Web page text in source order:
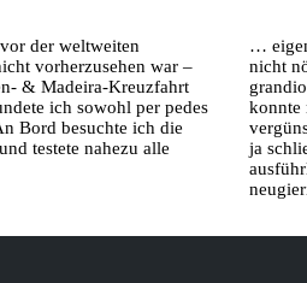
der weltweiten
vorherzusehen war –
& Madeira-Kreuzfahrt
ich sowohl per pedes
Bord besuchte ich die
testete nahezu alle
…
nicht
konnte
ja